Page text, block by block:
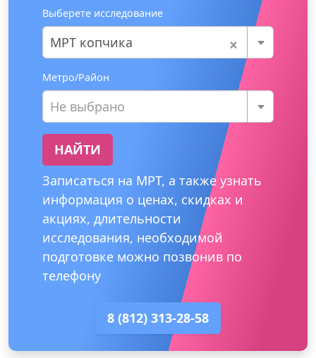
Выберете исследование
×
МРТ копчика
Метро/Район
Не выбрано
НАЙТИ
Записаться на МРТ, а также узнать
информация о ценах, скидках и
акциях, длительности
исследования, необходимой
подготовке можно позвонив по
телефону
8 (812) 313-28-58